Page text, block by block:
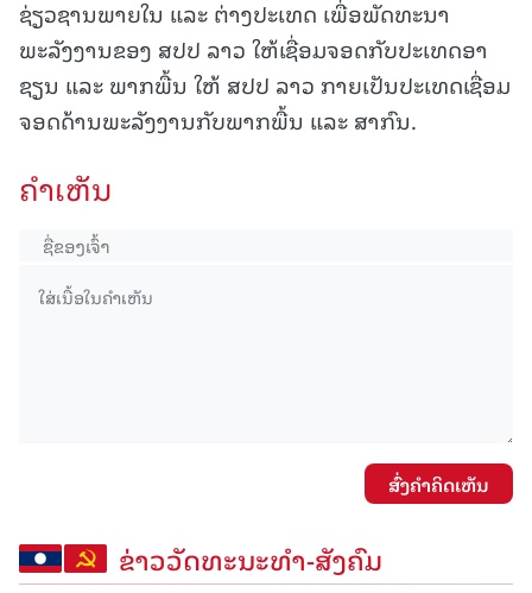
ຊ່ຽວຊານພາຍໃນ ແລະ ຕ່າງປະເທດ ເພື່ອພັດທະນາ
ພະລັງງານຂອງ ສປປ ລາວ ໃຫ້ເຊື່ອມຈອດກັບປະເທດອາ
ຊຽນ ແລະ ພາກພື້ນ ໃຫ້ ສປປ ລາວ ກາຍເປັນປະເທດເຊື່ອມ
ຈອດດ້ານພະລັງງານກັບພາກພື້ນ ແລະ ສາກົນ.
ຄໍາເຫັນ
ສົ່ງຄໍາຄິດເຫັນ
ຂ່າວວັດທະນະທຳ-ສັງຄົມ